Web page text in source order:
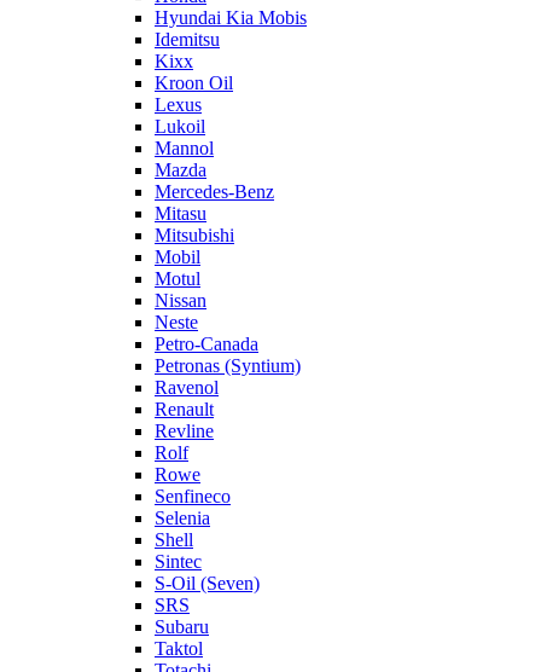
Hyundai Kia Mobis
Idemitsu
Kixx
Kroon Oil
Lexus
Lukoil
Mannol
Mazda
Mercedes-Benz
Mitasu
Mitsubishi
Mobil
Motul
Nissan
Neste
Petro-Canada
Petronas (Syntium)
Ravenol
Renault
Revline
Rolf
Rowe
Senfineco
Selenia
Shell
Sintec
S-Oil (Seven)
SRS
Subaru
Taktol